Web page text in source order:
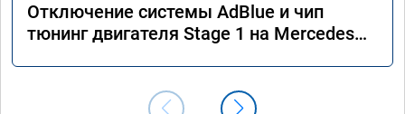
Отключение системы AdBlue и чип
тюнинг двигателя Stage 1 на Mercedes